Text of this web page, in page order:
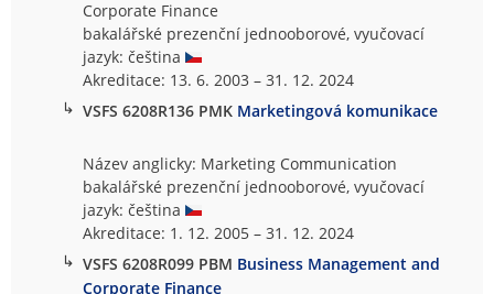
Corporate Finance
bakalářské prezenční jednooborové, vyučovací
jazyk: čeština
Akreditace: 13. 6. 2003 – 31. 12. 2024
↳ VSFS 6208R136 PMK Marketingová komunikace
Název anglicky: Marketing Communication
bakalářské prezenční jednooborové, vyučovací
jazyk: čeština
Akreditace: 1. 12. 2005 – 31. 12. 2024
↳ VSFS 6208R099 PBM Business Management and
Corporate Finance